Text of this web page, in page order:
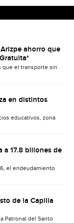
ahorro que
que el transporte sin
en distintos
educativos, zona
a 17.8 billones de
el endeudamiento
de la Capilla
Patronal del Santo